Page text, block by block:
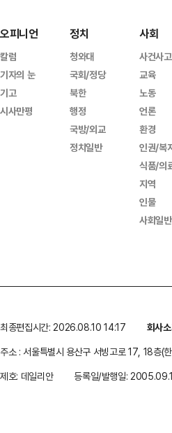
오피니언
칼럼
기자의 눈
기고
시사만평
정치
청와대
국회/정당
북한
행정
국방/외교
정치일반
사회
사건사고
교육
노동
언론
환경
인권/복
식품/의
지역
인물
사회일반
최종편집시간: 2026.08.10 14:17 회사
주소 : 서울특별시 용산구 서빙고로 17, 18층(
제호: 데일리안
등록일/발행일: